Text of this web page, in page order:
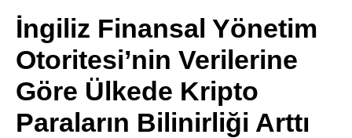
Youtube
TikTok
İngiliz Finansal Yönetim
Otoritesi’nin Verilerine
Göre Ülkede Kripto
Paraların Bilinirliği Arttı